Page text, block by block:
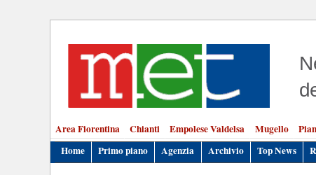
Area Fiorentina Chianti Empolese Valdelsa Mugello
Home
Primo piano Agenzia Archivio Top News